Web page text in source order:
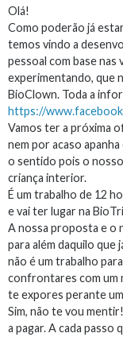
Olá!
Como poderão já
temos vindo a
pessoal com base nas
experimentando, que
BioClown. Toda a
https://
Vamos ter a próxima
nem por acaso
o sentido pois o
criança interior.
É um trabalho de 12
e vai ter lugar na
A nossa proposta e o
para além daquilo que
não é um trabalho
confrontares com um
te expores perante
Sim, não te vou
a pagar. A cada passo